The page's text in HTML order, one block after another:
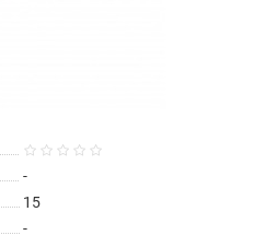
-
15
-